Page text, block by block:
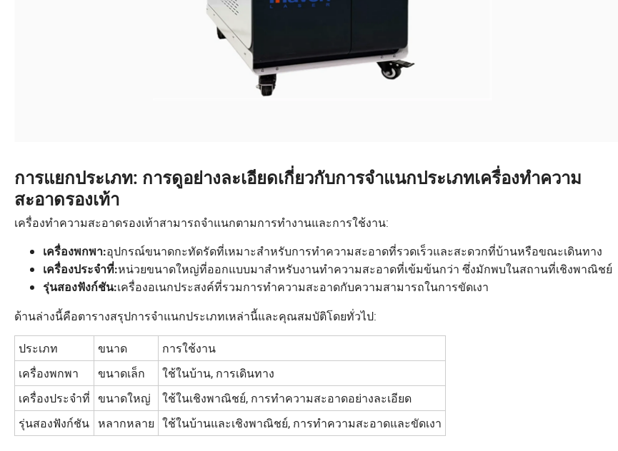
การแยกประเภท: การดูอย่างละเอียดเกี่ยวกับการจำแนกประเภทเครื่องทำความ
สะอาดรองเท้า
เครื่องทำความสะอาดรองเท้าสามารถจำแนกตามการทำงานและการใช้งาน:
เครื่องพกพา:อุปกรณ์ขนาดกะทัดรัดที่เหมาะสำหรับการทำความสะอาดที่รวดเร็วและสะดวกที่บ้านหรือขณะเดินทาง
เครื่องประจำที่:หน่วยขนาดใหญ่ที่ออกแบบมาสำหรับงานทำความสะอาดที่เข้มข้นกว่า ซึ่งมักพบในสถานที่เชิงพาณิชย์
รุ่นสองฟังก์ชัน:เครื่องอเนกประสงค์ที่รวมการทำความสะอาดกับความสามารถในการขัดเงา
ด้านล่างนี้คือตารางสรุปการจำแนกประเภทเหล่านี้และคุณสมบัติโดยทั่วไป:
ประเภท ขนาด
การใช้งาน
เครื่องพกพา
ขนาดเล็ก
ใช้ในบ้าน, การเดินทาง
เครื่องประจำที่ ขนาดใหญ่
ใช้ในเชิงพาณิชย์, การทำความสะอาดอย่างละเอียด
รุ่นสองฟังก์ชัน หลากหลาย ใช้ในบ้านและเชิงพาณิชย์, การทำความสะอาดและขัดเงา